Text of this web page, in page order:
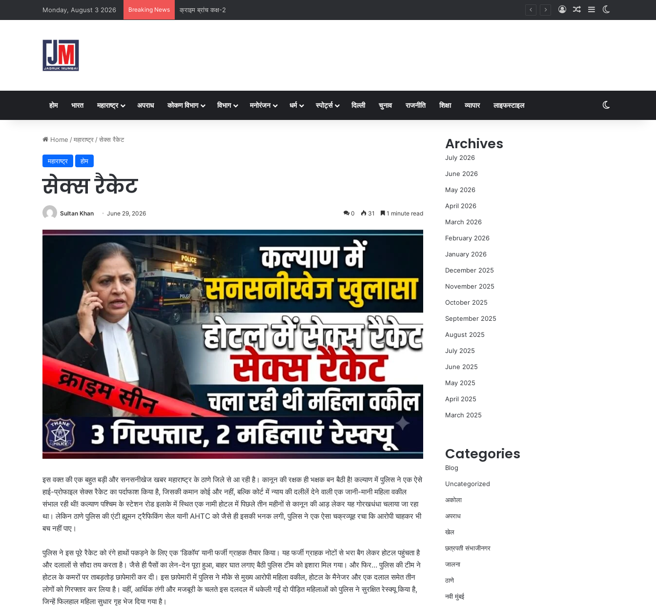
Monday, August 3 2026 Breaking News क्राइम ब्रांच कक्ष-2
होम भारत महाराष्ट्र अपराध कोकण विभाग विभाग मनोरंजन धर्म स्पोर्ट्स दिल्ली चुनाव राजनीति शिक्षा व्यापार लाइफस्टाइल
Home /महाराष्ट्र /सेक्स रैकेट
महाराष्ट्र होम
सेक्स रैकेट
Sultan Khan June 29, 2026 0 31 1 minute read
इस वक्त की एक बहुत बड़ी और सनसनीखेज खबर महाराष्ट्र के ठाणे जिले से आ रही है। कानून की रक्षक ही भक्षक बन बैठी है! कल्याण में पुलिस ने एक ऐसे
हाई-प्रोफाइल सेक्स रैकेट का पर्दाफाश किया है, जिसकी कमान कोई और नहीं, बल्कि कोर्ट में न्याय की दलीलें देने वाली एक जानी-मानी महिला वकील
संभाल रही थी! कल्याण पश्चिम के स्टेशन रोड इलाके में स्थित एक नामी होटल में पिछले तीन महीनों से कानून की आड़ लेकर यह गोरखधंधा चलाया जा रहा
था। लेकिन ठाणे पुलिस की एंटी ह्यूमन ट्रैफिकिंग सेल यानी AHTC को जैसे ही इसकी भनक लगी, पुलिस ने एक ऐसा चक्रव्यूह रचा कि आरोपी चाहकर भी
बच नहीं पाए।
पुलिस ने इस पूरे रैकेट को रंगे हाथों पकड़ने के लिए एक ‘डिकॉय’ यानी फर्जी ग्राहक तैयार किया। यह फर्जी ग्राहक नोटों से भरा बैग लेकर होटल पहुंचता है
और दलालों से सौदा तय करता है। जैसे ही पैसों का लेन-देन पूरा हुआ, बाहर घात लगाए बैठी पुलिस टीम को इशारा मिल गया। और फिर… पुलिस की टीम ने
होटल के कमरों पर ताबड़तोड़ छापेमारी कर दी। इस छापेमारी में पुलिस ने मौके से मुख्य आरोपी महिला वकील, होटल के मैनेजर और एक दलाल समेत तीन
लोगों को गिरफ्तार कर लिया है। वहीं, आर्थिक तंगी और मजबूरी के चलते इस दलदल में धकेली गईं दो पीड़ित महिलाओं को पुलिस ने सुरक्षित रेस्क्यू किया है,
जिन्हें फिलहाल महिला सुधार गृह भेज दिया गया है।
Archives
July 2026
June 2026
May 2026
April 2026
March 2026
February 2026
January 2026
December 2025
November 2025
October 2025
September 2025
August 2025
July 2025
June 2025
May 2025
April 2025
March 2025
Categories
Blog
Uncategorized
अकोला
अपराध
खेल
छत्रपती संभाजीनगर
जालना
ठाणे
नवी मुंबई